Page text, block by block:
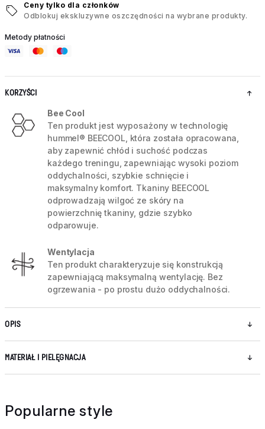
Ceny tylko dla członków
Odblokuj ekskluzywne oszczędności na wybrane produkty.
Metody płatności
KORZYŚCI
Bee Cool
Ten produkt jest wyposażony w technologię
hummel® BEECOOL, która została opracowana,
aby zapewnić chłód i suchość podczas
każdego treningu, zapewniając wysoki poziom
oddychalności, szybkie schnięcie i
maksymalny komfort. Tkaniny BEECOOL
odprowadzają wilgoć ze skóry na
powierzchnię tkaniny, gdzie szybko
odparowuje.
Wentylacja
Ten produkt charakteryzuje się konstrukcją
zapewniającą maksymalną wentylację. Bez
ogrzewania - po prostu dużo oddychalności.
OPIS
MATERIAŁ I PIELĘGNACJA
Popularne style